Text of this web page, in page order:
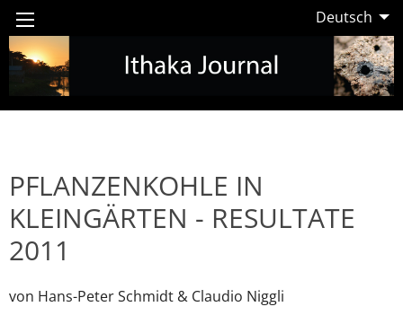
Deutsch
PFLANZENKOHLE IN
KLEINGÄRTEN - RESULTATE
2011
von Hans-Peter Schmidt & Claudio Niggli